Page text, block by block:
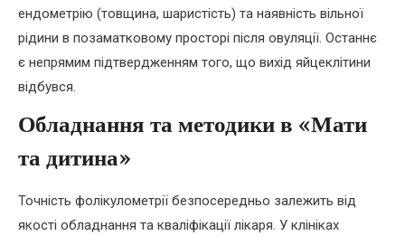
ендометрію (товщина, шаристість) та наявність вільної
рідини в позаматковому просторі після овуляції. Останнє
є непрямим підтвердженням того, що вихід яйцеклітини
відбувся.
Обладнання та методики в «Мати
та дитина»
Точність фолікулометрії безпосередньо залежить від
якості обладнання та кваліфікації лікаря. У клініках